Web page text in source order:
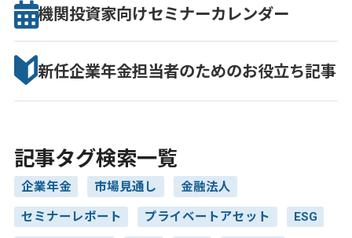
機関投資家向けセミナーカレンダー
新任企業年金担当者のためのお役立ち記事
記事タグ検索一覧
企業年金 市場見通し 金融法人
セミナーレポート プライベートアセット ESG